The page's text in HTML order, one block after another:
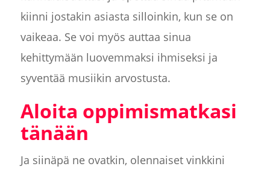
kiinni jostakin asiasta silloinkin, kun se on
vaikeaa. Se voi myös auttaa sinua
kehittymään luovemmaksi ihmiseksi ja
syventää musiikin arvostusta.
Aloita oppimismatkasi
tänään
Ja siinäpä ne ovatkin, olennaiset vinkkini